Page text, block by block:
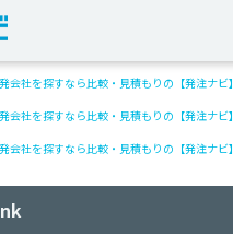
会社を探すなら比較・見積もりの【発注ナビ】
会社を探すなら比較・見積もりの【発注ナビ】
会社を探すなら比較・見積もりの【発注ナビ】